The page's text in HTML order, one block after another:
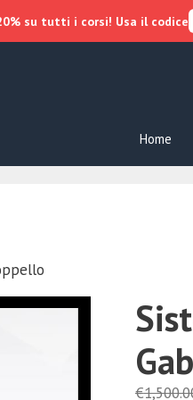
Home
€
su tutti i corsi! Usa il codice